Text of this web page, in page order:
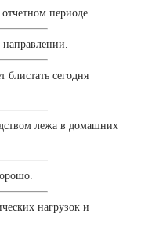
периоде.
блистать сегодня
лежа в домашних
нагрузок и